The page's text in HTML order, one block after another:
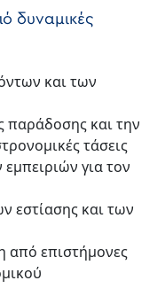
δυναμικές
και των
παράδοσης και την
τάσεις
για τον
εστίασης και των
από επιστήμονες